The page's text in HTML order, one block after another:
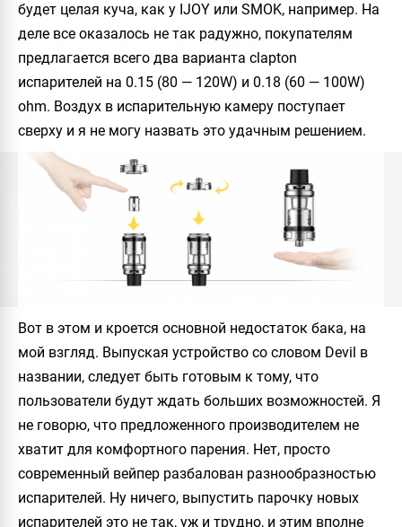
будет целая куча, как у IJOY или SMOK, например. На
деле все оказалось не так радужно, покупателям
предлагается всего два варианта clapton
испарителей на 0.15 (80 — 120W) и 0.18 (60 — 100W)
ohm. Воздух в испарительную камеру поступает
сверху и я не могу назвать это удачным решением.
Вот в этом и кроется основной недостаток бака, на
мой взгляд. Выпуская устройство со словом Devil в
названии, следует быть готовым к тому, что
пользователи будут ждать больших возможностей. Я
не говорю, что предложенного производителем не
хватит для комфортного парения. Нет, просто
современный вейпер разбалован разнообразностью
испарителей. Ну ничего, выпустить парочку новых
испарителей это не так, уж и трудно, и этим вполне